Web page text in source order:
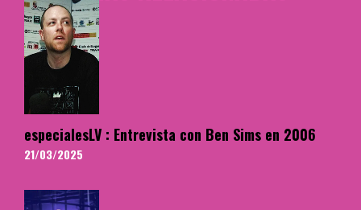
especialesLV : Entrevista con Ben Sims en 2006
21/03/2025